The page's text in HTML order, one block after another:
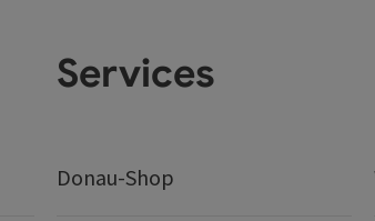
Services
Donau-Shop